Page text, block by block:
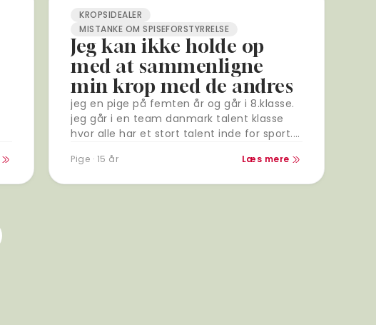
KROPSIDEALER
MISTANKE OM SPISEFORSTYRRELSE
Jeg kan ikke holde op
med at sammenligne
min krop med de andres
jeg en pige på femten år og går i 8.klasse.
jeg går i en team danmark talent klasse
hvor alle har et stort talent inde for sport. i
Pige · 15 år Læs mere